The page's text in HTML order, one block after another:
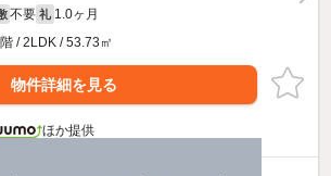
不要 礼 1.0ヶ月
/ 2LDK / 53.73㎡
物件詳細を見る
ほか提供